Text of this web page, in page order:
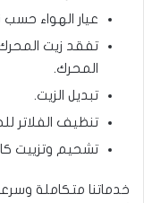
عيار الهواء
تفقد زيت
المحرك.
تبديل الزيت.
تنظيف الفلاتر
تشحيم وتزييت
خدماتنا متكاملة